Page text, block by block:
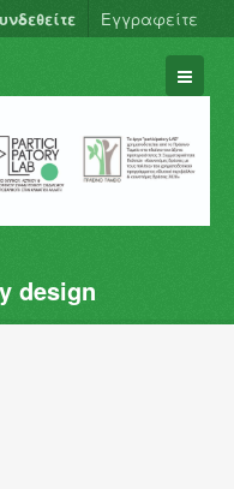
Εγγραφείτε
design